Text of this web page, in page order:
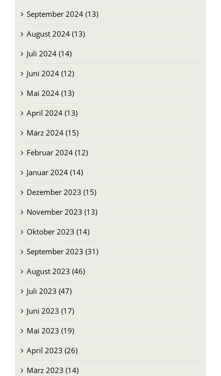
September 2024 (13)
August 2024 (13)
Juli 2024 (14)
Juni 2024 (12)
Mai 2024 (13)
April 2024 (13)
März 2024 (15)
Februar 2024 (12)
Januar 2024 (14)
Dezember 2023 (15)
November 2023 (13)
Oktober 2023 (14)
September 2023 (31)
August 2023 (46)
Juli 2023 (47)
Juni 2023 (17)
Mai 2023 (19)
April 2023 (26)
März 2023 (14)